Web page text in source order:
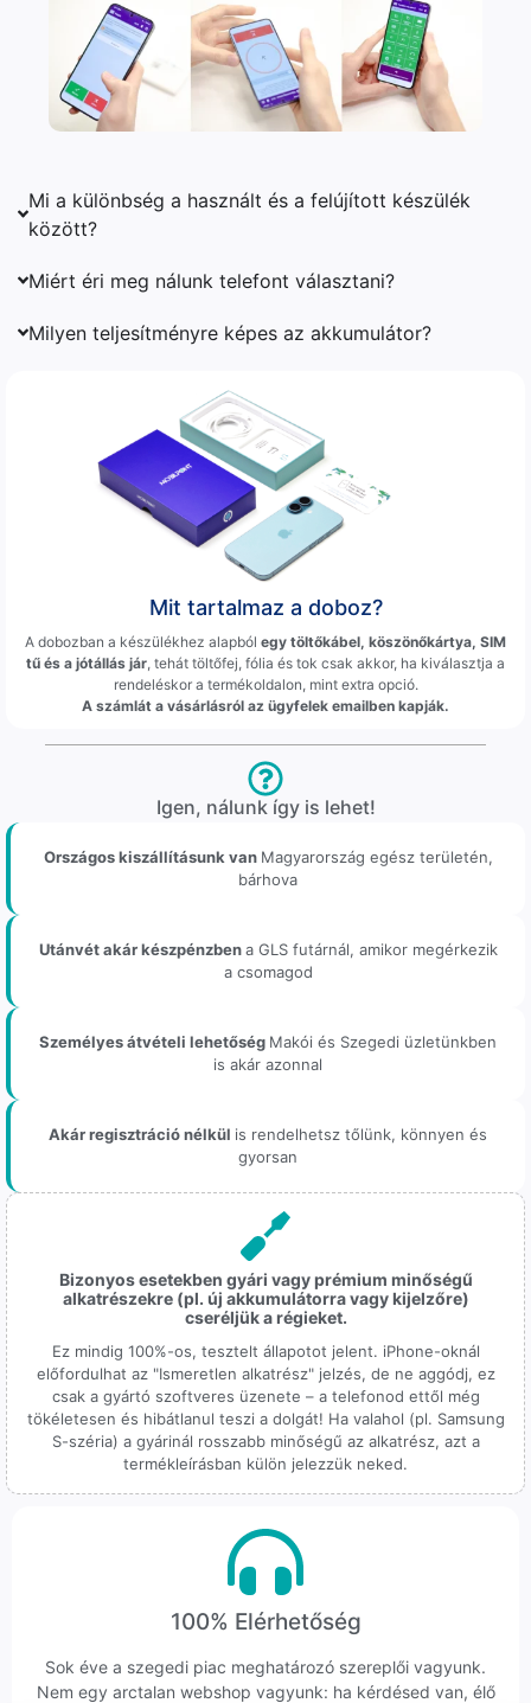
Mi a különbség a használt és a felújított készülék
között?
Miért éri meg nálunk telefont választani?
Milyen teljesítményre képes az akkumulátor?
Mit tartalmaz a doboz?
A dobozban a készülékhez alapból egy töltőkábel, köszönőkártya, SIM
tű és a jótállás jár , tehát töltőfej, fólia és tok csak akkor, ha kiválasztja a
rendeléskor a termékoldalon, mint extra opció.
A számlát a vásárlásról az ügyfelek emailben kapják.
Igen, nálunk így is lehet!
Országos kiszállításunk van Magyarország egész területén,
bárhova
Utánvét akár készpénzbena GLS futárnál, amikor megérkezik
a csomagod
Személyes átvételi lehetőség Makói és Szegedi üzletünkben
is akár azonnal
Akár regisztráció nélkül is rendelhetsz tőlünk, könnyen és
gyorsan
Bizonyos esetekben gyári vagy prémium minőségű
alkatrészekre (pl. új akkumulátorra vagy kijelzőre)
cseréljük a régieket.
Ez mindig 100%-os, tesztelt állapotot jelent. iPhone-oknál
előfordulhat az "Ismeretlen alkatrész" jelzés, de ne aggódj, ez
csak a gyártó szoftveres üzenete – a telefonod ettől még
tökéletesen és hibátlanul teszi a dolgát! Ha valahol (pl. Samsung
S-széria) a gyárinál rosszabb minőségű az alkatrész, azt a
termékleírásban külön jelezzük neked.
100% Elérhetőség
Sok éve a szegedi piac meghatározó szereplői vagyunk.
Nem egy arctalan webshop vagyunk: ha kérdésed van, élő